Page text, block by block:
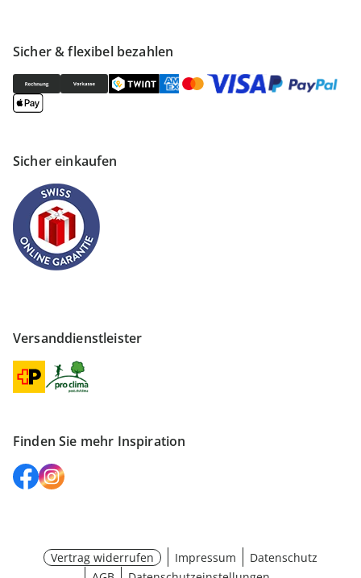
Sicher & flexibel bezahlen
Sicher einkaufen
Versanddienstleister
Finden Sie mehr Inspiration
Vertrag widerrufen Impressum
Datenschutz